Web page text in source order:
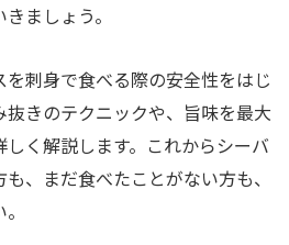
ましょう。
刺身で食べる際の安全性をはじ
きのテクニックや、旨味を最大
く解説します。これからシーバ
、まだ食べたことがない方も、